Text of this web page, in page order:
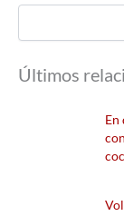
Últimos
En